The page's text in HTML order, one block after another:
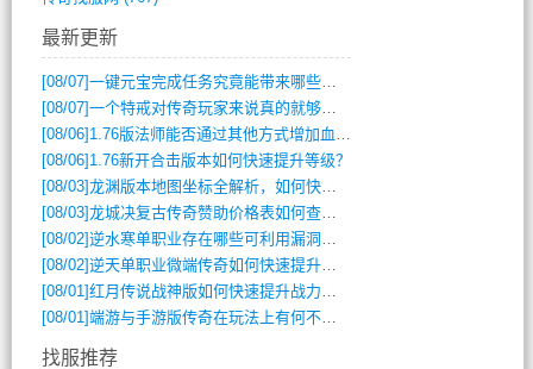
最新更新
[08/07]一键元宝完成任务究竟能带来哪些超值优势？
[08/07]一个特戒对传奇玩家来说真的就够用了吗？
[08/06] 1.76版法师能否通过其他方式增加血量？
[08/06] 1.76新开合击版本如何快速提升等级？
[08/03]龙渊版本地图坐标全解析，如何快速定位BOSS位置？
[08/03]龙城决复古传奇赞助价格表如何查询？
[08/02]逆水寒单职业存在哪些可利用漏洞？如何快速提升战力？
[08/02]逆天单职业微端传奇如何快速提升战力？新手必看攻略
[08/01]红月传说战神版如何快速提升战力？新手攻略全解析？
[08/01]端游与手游版传奇在玩法上有何不同？
找服推荐